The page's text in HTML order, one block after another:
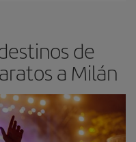
de
a Milán